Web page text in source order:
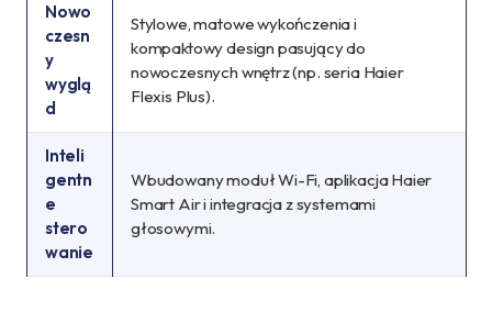
Nowo
czesn
y
wyglą
d
Stylowe, matowe wykończenia i
kompaktowy design pasujący do
nowoczesnych wnętrz (np. seria Haier
Flexis Plus).
Inteli
gentn
e
stero
wanie
Wbudowany moduł Wi-Fi, aplikacja Haier
Smart Air i integracja z systemami
głosowymi.